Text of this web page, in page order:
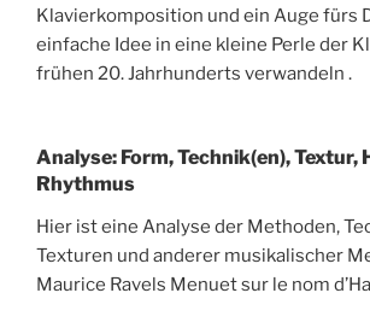
Klavierkomposition und ein Auge fürs
einfache Idee in eine kleine Perle der
frühen 20. Jahrhunderts verwandeln .
Analyse: Form, Technik(en), Textur,
Rhythmus
Hier ist eine Analyse der Methoden,
Texturen und anderer musikalischer
Maurice Ravels Menuet sur le nom